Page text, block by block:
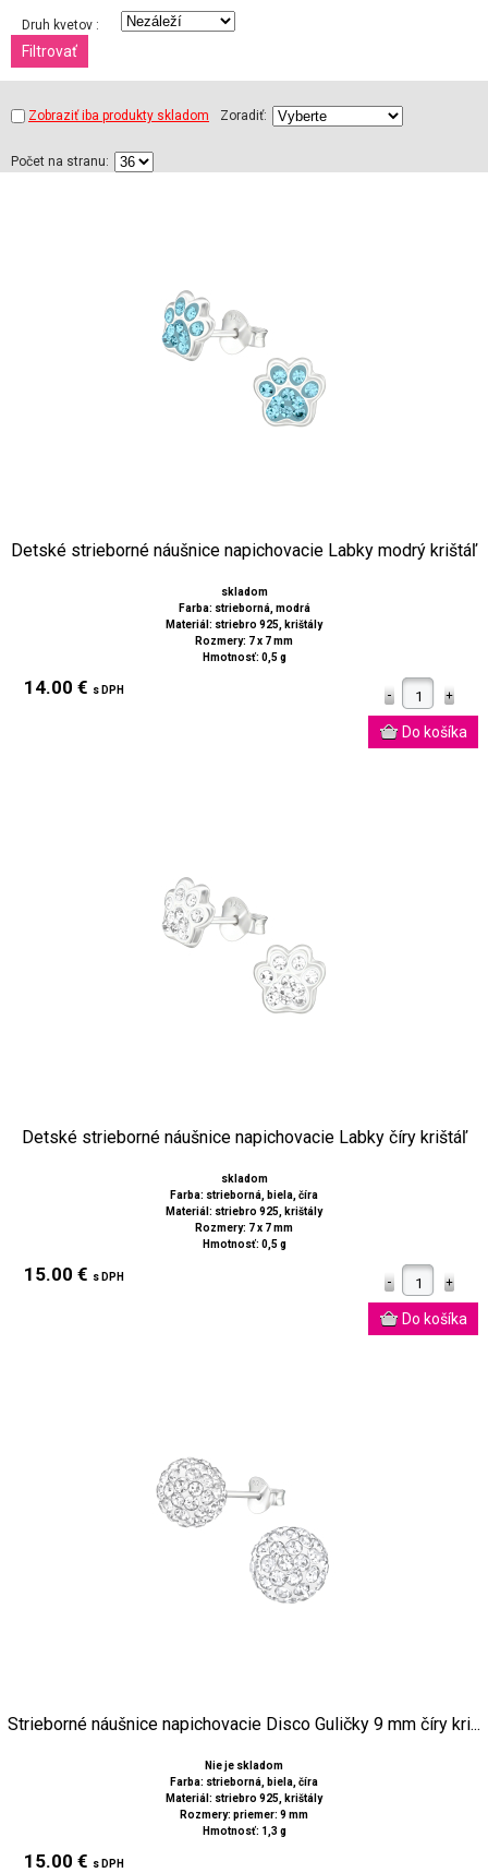
Druh kvetov :
Zobraziť iba produkty skladom Zoradiť:
Počet na stranu:
Detské strieborné náušnice napichovacie Labky modrý krištáľ
skladom
Farba: strieborná, modrá
Materiál: striebro 925, krištály
Rozmery: 7 x 7 mm
Hmotnosť: 0,5 g
14.00 € s DPH
Detské strieborné náušnice napichovacie Labky číry krištáľ
skladom
Farba: strieborná, biela, číra
Materiál: striebro 925, krištály
Rozmery: 7 x 7 mm
Hmotnosť: 0,5 g
15.00 € s DPH
Strieborné náušnice napichovacie Disco Guličky 9 mm číry kri...
Nie je skladom
Farba: strieborná, biela, číra
Materiál: striebro 925, krištály
Rozmery: priemer: 9 mm
Hmotnosť: 1,3 g
15.00 € s DPH